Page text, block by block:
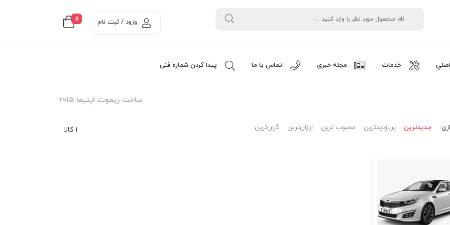
0 ورود / ثبت نام
خدمات مجله خبری تماس با ما پیدا کردن شماره فنی
ساخت ريموت اپتيما 2015
1 کالا جدیدترین پربازدیدترین محبوب ترین ارزان‌ترین گران‌ترین